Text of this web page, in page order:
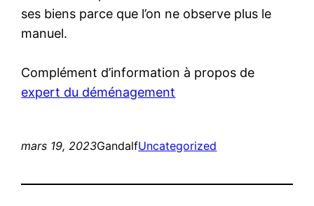
ses biens parce que l’on ne observe plus le
manuel.
Complément d’information à propos de
expert du déménagement
mars 19, 2023GandalfUncategorized